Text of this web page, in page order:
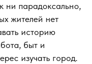
ни парадоксально,
жителей нет
историю
быт и
изучать город.